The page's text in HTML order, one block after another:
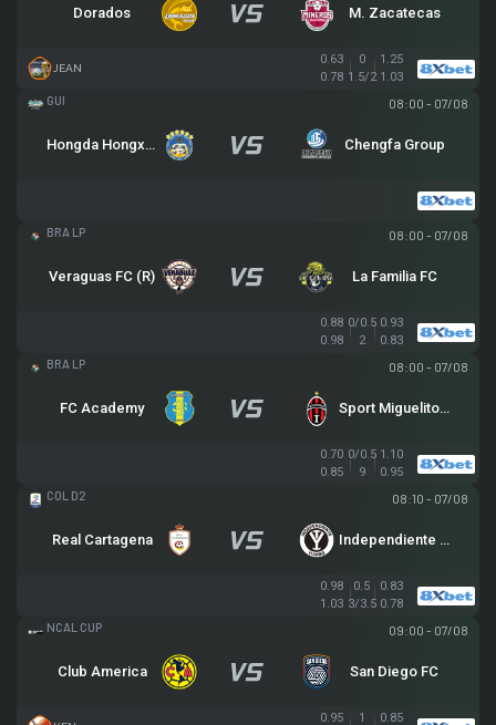
Dorados M. Zacatecas
JEAN
0.63 0
1.25
0.78 1.5/2 1.03
08:00 - 07/08
Hongda Hongxing Chengfa Group
BRA LP 08:00 - 07/08
Veraguas FC (R) La Familia FC
0.88 0/0.5 0.93
0.98
2
0.83
BRA LP
08:00 - 07/08
FC Academy Sport Miguelito (R)
0.70 0/0.5 1.10
0.85
9
0.95
08:10 - 07/08
Real Cartagena Independiente Yumbo
0.98 0.5
0.83
1.03 3/3.5 0.78
LEAGUE CUP
09:00 - 07/08
Club America San Diego FC
0.95 1
0.85